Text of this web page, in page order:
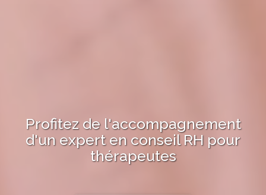
Profitez de l'accompagnement
d'un expert en conseil RH pour
thérapeutes